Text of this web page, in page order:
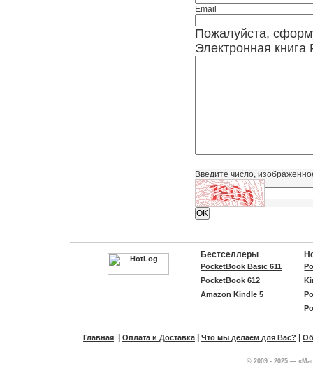
Email
Пожалуйста,
Электронная
Введите число,
Бестселлеры
PocketBook Basic 611
PocketBook 612
Amazon Kindle 5
Главная Оплата и Доставка Что мы делаем для Вас?
© 2009 - 2025 —